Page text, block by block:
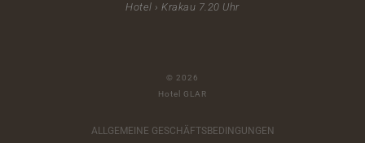
Hotel › Krakau 7.20 Uhr
© 2026
Hotel GLAR
ALLGEMEINE GESCHÄFTSBEDINGUNGEN